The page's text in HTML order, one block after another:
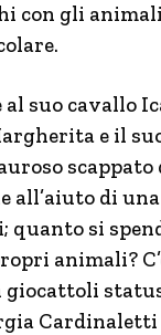
con gli
al suo cavallo
e il
scappato
all’aiuto di
quanto si
animali?